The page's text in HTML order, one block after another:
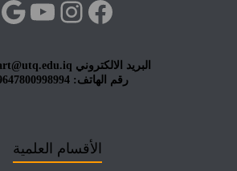
البريد الالكتروني media.art@utq.edu.iq
رقم الهاتف: 009647800998994
الأقسام العلمية